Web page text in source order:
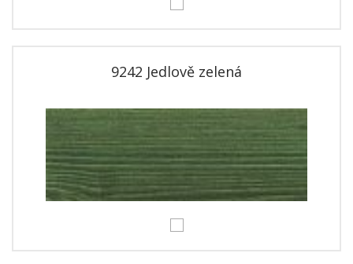
9242 Jedlově zelená